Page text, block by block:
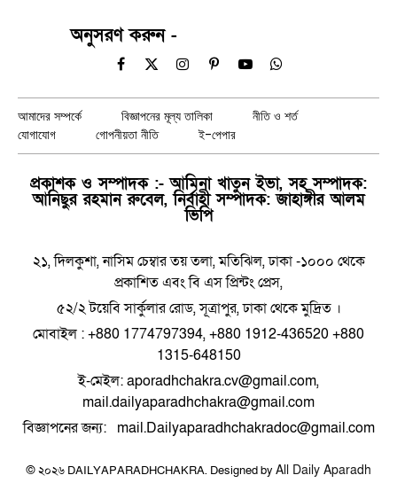
অনুসরণ করুন -
Facebook
X
InstagramPinterestYouTubeWhatsApp
আমাদের সম্পর্কে বিজ্ঞাপনের মূল্য তালিকা
নীতি ও শর্ত
যোগাযোগ
গোপনীয়তা নীতি ই-পেপার
প্রকাশক ও সম্পাদক :- আমিনা খাতুন ইভা, সহ সম্পাদক:
আনিছুর রহমান রুবেল, নির্বাহী সম্পাদক: জাহাঙ্গীর আলম
ভিপি
২১, দিলকুশা, নাসিম চেম্বার তয় তলা, মতিঝিল, ঢাকা -১০০০ থেকে
প্রকাশিত এবং বি এস প্রিন্টং প্রেস,
৫২/২ টয়েবি সার্কুলার রোড, সূত্রাপুর, ঢাকা থেকে মুদ্রিত ।
মোবাইল : +880 1774797394, +880 1912-436520 +880
1315-648150
ই-মেইল: aporadhchakra.cv@gmail.com,
mail.dailyaparadhchakra@gmail.com
বিজ্ঞাপনের জন্য: mail.Dailyaparadhchakradoc@gmail.com
© ২০২৬ DAILYAPARADHCHAKRA. Designed by All Daily Aparadh